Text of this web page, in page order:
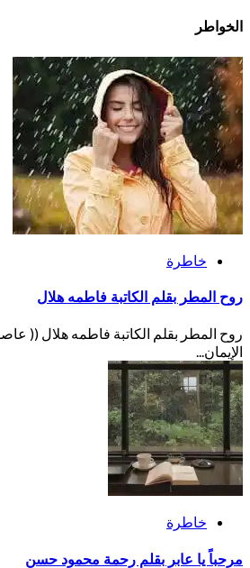
الخواطر
خاطرة
روح المطر بقلم الكاتبة فاطمه هلال
روح المطر بقلم الكاتبة فاطمه هلال ((
الإيمان...
خاطرة
مرحباً يا عابر بقلم رحمة محمود حسن